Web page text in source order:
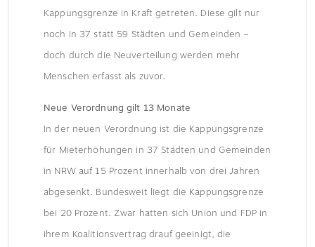
Kappungsgrenze in Kraft getreten. Diese gilt nur
noch in 37 statt 59 Städten und Gemeinden –
doch durch die Neuverteilung werden mehr
Menschen erfasst als zuvor.
Neue Verordnung gilt 13 Monate
In der neuen Verordnung ist die Kappungsgrenze
für Mieterhöhungen in 37 Städten und Gemeinden
in NRW auf 15 Prozent innerhalb von drei Jahren
abgesenkt. Bundesweit liegt die Kappungsgrenze
bei 20 Prozent. Zwar hatten sich Union und FDP in
ihrem Koalitionsvertrag drauf geeinigt, die